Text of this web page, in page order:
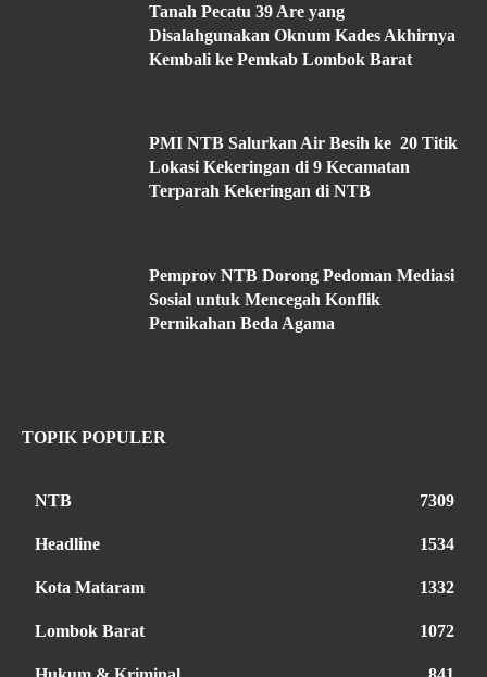
Tanah Pecatu 39 Are yang
Disalahgunakan Oknum Kades Akhirnya
Kembali ke Pemkab Lombok Barat
PMI NTB Salurkan Air Besih ke 20 Titik
Lokasi Kekeringan di 9 Kecamatan
Terparah Kekeringan di NTB
Pemprov NTB Dorong Pedoman Mediasi
Sosial untuk Mencegah Konflik
Pernikahan Beda Agama
TOPIK POPULER
NTB 7309
Headline 1534
Kota Mataram 1332
Lombok Barat 1072